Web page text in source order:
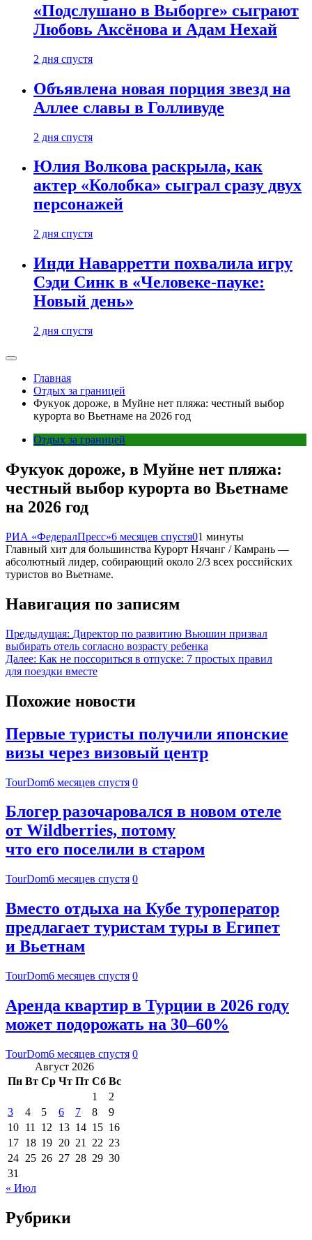
«Подслушано в Выборге» сыграют
Любовь Аксёнова и Адам Нехай
2 дня спустя
Объявлена новая порция звезд на
Аллее славы в Голливуде
2 дня спустя
Юлия Волкова раскрыла, как
актер «Колобка» сыграл сразу двух
персонажей
2 дня спустя
Инди Наварретти похвалила игру
Сэди Синк в «Человеке-пауке:
Новый день»
2 дня спустя
Главная
Отдых за границей
Фукуок дороже, в Муйне нет пляжа: честный выбор
курорта во Вьетнаме на 2026 год
Отдых за границей
Фукуок дороже, в Муйне нет пляжа:
честный выбор курорта во Вьетнаме
на 2026 год
РИА «ФедералПресс»6 месяцев спустя01 минуты
Главный хит для большинства Курорт Нячанг / Камрань —
абсолютный лидер, собирающий около 2/3 всех российских
туристов во Вьетнаме.
Навигация по записям
Предыдущая: Директор по развитию Вьюшин призвал
выбирать отель согласно возрасту ребенка
Далее: Как не поссориться в отпуске: 7 простых правил
для поездки вместе
Похожие новости
Первые туристы получили японские
визы через визовый центр
TourDom6 месяцев спустя 0
Блогер разочаровался в новом отеле
от Wildberries, потому
что его поселили в старом
TourDom6 месяцев спустя 0
Вместо отдыха на Кубе туроператор
предлагает туристам туры в Египет
и Вьетнам
TourDom6 месяцев спустя 0
Аренда квартир в Турции в 2026 году
может подорожать на 30–60%
TourDom6 месяцев спустя 0
Август 2026
Пн Вт Ср Чт Пт Сб Вс
1
2
3
4 5 6 7 8
9
10 11 12 13 14 15 16
17 18 19 20 21 22 23
24 25 26 27 28 29 30
31
« Июл
Рубрики